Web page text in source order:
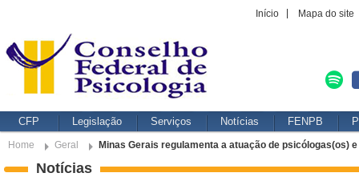
Início Mapa do site
CFP Legislação Serviços Notícias FENPB
Home Geral Minas Gerais regulamenta a atuação de psicólogas(os)
Notícias